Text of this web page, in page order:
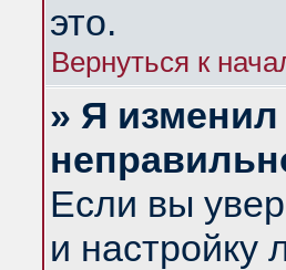
это.
Вернуться к
» Я
Если вы
и настройку